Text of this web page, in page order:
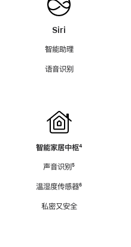
Siri
智能助理
语音识别
智能家居中枢脚
⁴
声音识别脚
⁵
温湿度传感器脚
⁶
私密又安全